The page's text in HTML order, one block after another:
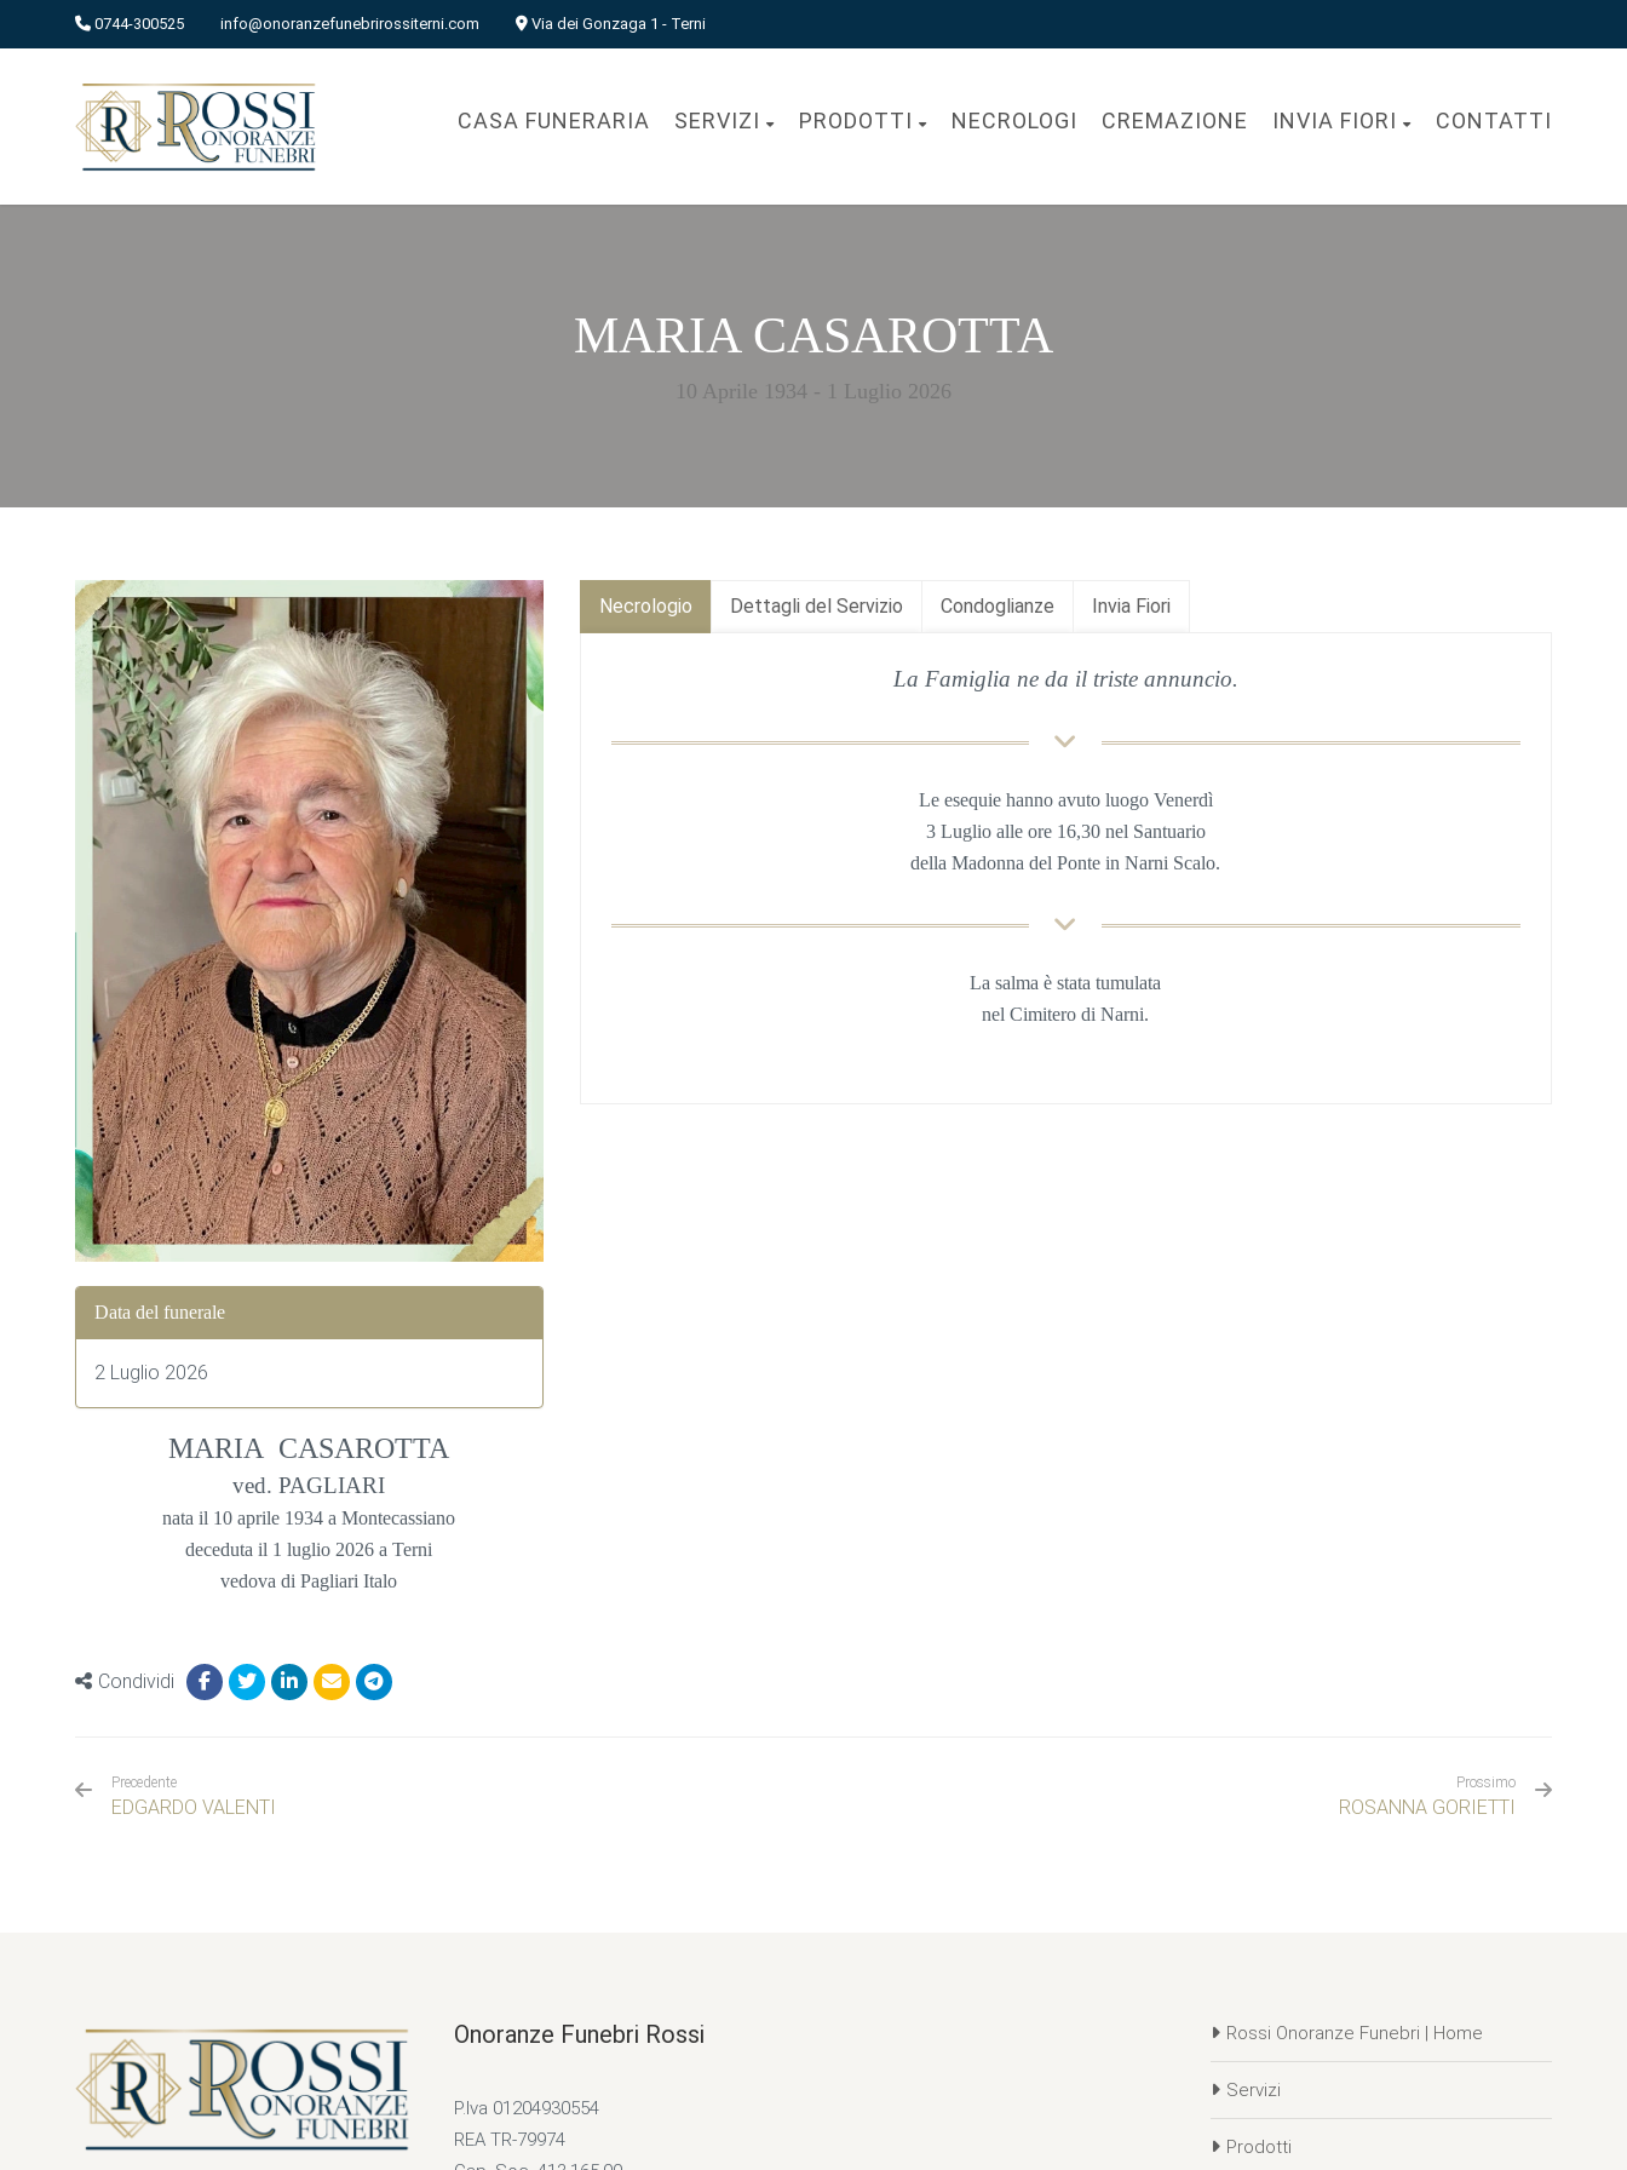
0744-300525 info@onoranzefunebrirossiterni.com Via dei Gonzaga 1 - Terni
CASA FUNERARIA SERVIZI PRODOTTI NECROLOGI CREMAZIONE INVIA FIORI CONTATTI
MARIA CASAROTTA
10 Aprile 1934 - 1 Luglio 2026
Data del funerale
2 Luglio 2026
MARIA CASAROTTA
ved. PAGLIARI
nata il 10 aprile 1934 a Montecassiano
deceduta il 1 luglio 2026 a Terni
vedova di Pagliari Italo
Condividi
Necrologio Dettagli del Servizio Condoglianze Invia Fiori
La Famiglia ne da il triste annuncio.
Le esequie hanno avuto luogo Venerdì
3 Luglio alle ore 16,30 nel Santuario
della Madonna del Ponte in Narni Scalo.
La salma è stata tumulata
nelCimitero di Narni.
Precedente
EDGARDO VALENTI
Prossimo
ROSANNA GORIETTI
Onoranze Funebri Rossi
P.Iva 01204930554
REA TR-79974
Rossi Onoranze Funebri | Home
Servizi
Prodotti